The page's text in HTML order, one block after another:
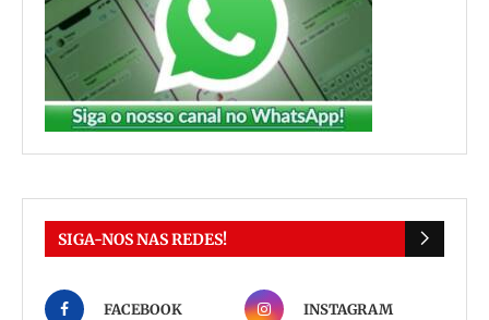
SIGA-NOS NAS REDES!
FACEBOOK INSTAGRAM